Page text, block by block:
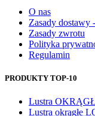
O nas
Zasady dostawy
Zasady zwrotu
Polityka
Regulamin
PRODUKTY TOP-10
Lustra
Lustra okrągłe